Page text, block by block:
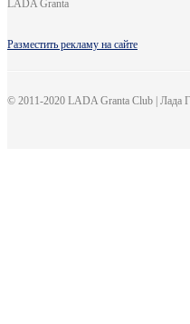
LADA Granta
Разместить рекламу на сайте
© 2011-2020 LADA Granta Club | Лада